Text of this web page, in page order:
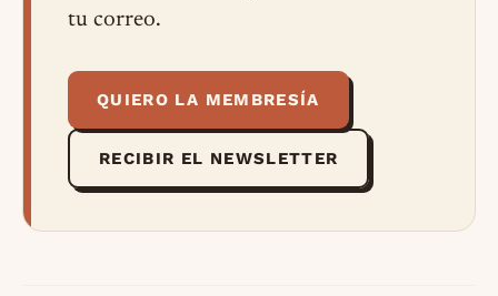
tu correo.
QUIERO LA MEMBRESÍA
RECIBIR EL NEWSLETTER